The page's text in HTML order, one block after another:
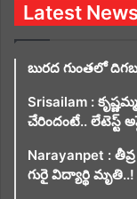
Latest
బురద గుంతలో
Srisailam :
చేరిందంటే.. లేటెస్ట్
Narayanpet :
గురై విద్యార్థి మృతి..!